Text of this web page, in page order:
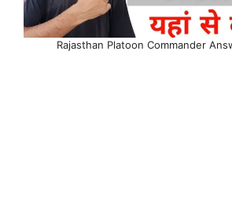
Rajasthan Platoon Commander